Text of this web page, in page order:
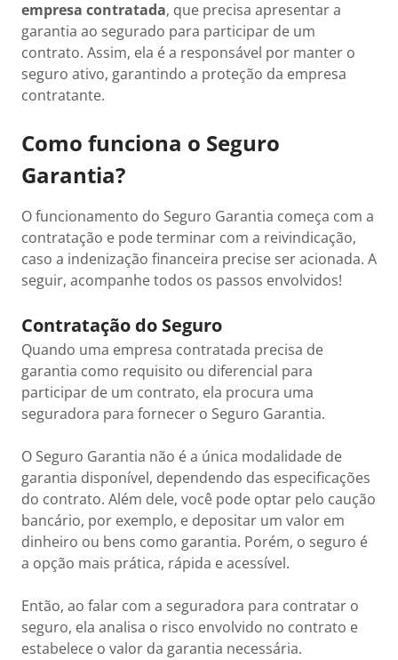
empresa contratada, que precisa apresentar a
garantia ao segurado para participar de um
contrato. Assim, ela é a responsável por manter o
seguro ativo, garantindo a proteção da empresa
contratante.
Como funciona o Seguro
Garantia?
O funcionamento do Seguro Garantia começa com a
contratação e pode terminar com a reivindicação,
caso a indenização financeira precise ser acionada. A
seguir, acompanhe todos os passos envolvidos!
Contratação do Seguro
Quando uma empresa contratada precisa de
garantia como requisito ou diferencial para
participar de um contrato, ela procura uma
seguradora para fornecer o Seguro Garantia.
O Seguro Garantia não é a única modalidade de
garantia disponível, dependendo das especificações
do contrato. Além dele, você pode optar pelo caução
bancário, por exemplo, e depositar um valor em
dinheiro ou bens como garantia. Porém, o seguro é
a opção mais prática, rápida e acessível.
Então, ao falar com a seguradora para contratar o
seguro, ela analisa o risco envolvido no contrato e
estabelece o valor da garantia necessária.